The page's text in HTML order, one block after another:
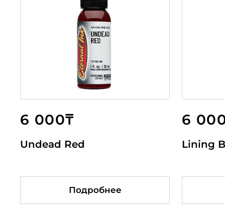
6 000₸
Undead Red
Подробнее
6 500₸
Purple Heart
Подробнее
6 000₸
Vette Red
Подробнее
6
Lining
6
6